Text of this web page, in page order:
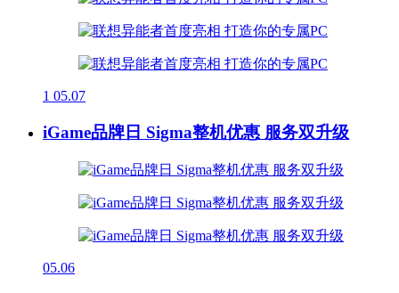
1 05.07
iGame品牌日 Sigma整机优惠 服务双升级
05.06